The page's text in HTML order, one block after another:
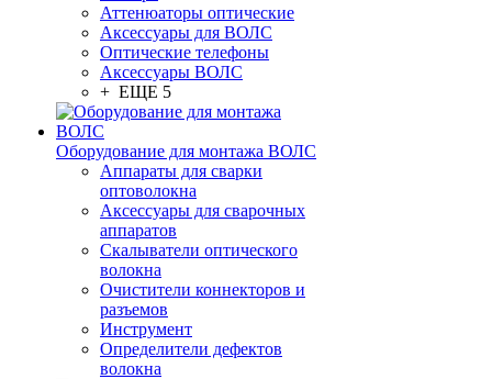
Аттенюаторы оптические
Аксессуары для ВОЛС
Оптические телефоны
Аксессуары ВОЛС
+ ЕЩЕ 5
Оборудование для монтажа ВОЛС
Аппараты для сварки
оптоволокна
Аксессуары для сварочных
аппаратов
Скалыватели оптического
волокна
Очистители коннекторов и
разъемов
Инструмент
Определители дефектов
волокна